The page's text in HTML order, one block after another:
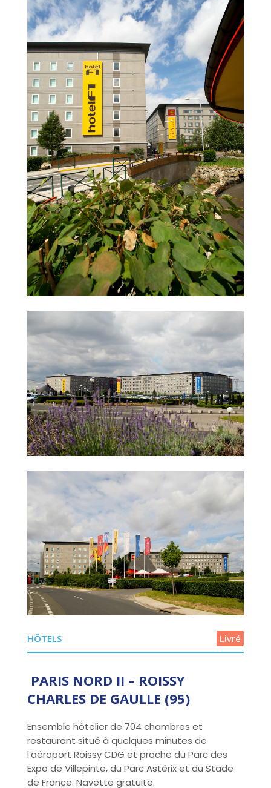
HÔTELS Livré
PARIS NORD II – ROISSY
CHARLES DE GAULLE (95)
Ensemble hôtelier de 704 chambres et
restaurant situé à quelques minutes de
l’aéroport Roissy CDG et proche du Parc des
Expo de Villepinte, du Parc Astérix et du Stade
de France. Navette gratuite.